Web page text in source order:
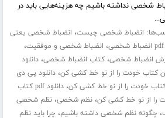
شخصی نداشته باشیم چه هزینه‌هایی باید در
انضباط شخصی چیست، انضباط شخصی یعنی
pdf انضباط شخصی ، انضباط شخصی و موفقیت،
انضباط شخصی،کتاب انضباط شخصی،دانلود
کتاب خودت را از نو خط کشی کن،دانلود پی دی
خودت را از نو خط کشی کن،
دانلود pdf کتاب
را از نو خط کشی کن،نظم شخصی،نظم شخصی
، چگونه نظم شخصی داشته باشیم، چرا باید نظم